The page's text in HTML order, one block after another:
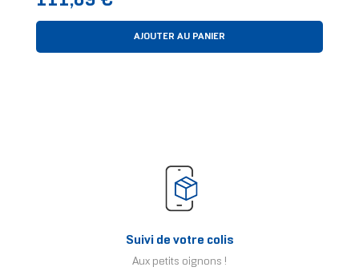
AJOUTER AU PANIER
Suivi de votre colis
Aux petits oignons !